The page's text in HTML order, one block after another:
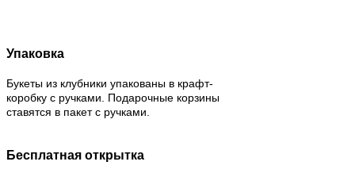
Упаковка
Букеты из клубники упакованы в крафт-
коробку с ручками. Подарочные корзины
ставятся в пакет с ручками.
Бесплатная открытка